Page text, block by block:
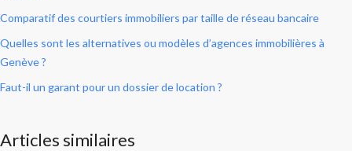
Comparatif des courtiers immobiliers par taille de réseau bancaire
Quelles sont les alternatives ou modèles d’agences immobilières à
Genève ?
Faut-il un garant pour un dossier de location ?
Articles similaires